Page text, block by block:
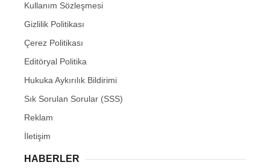
Kullanım Sözleşmesi
Gizlilik Politikası
Çerez Politikası
Editöryal Politika
Hukuka Aykırılık Bildirimi
Sık Sorulan Sorular (SSS)
Reklam
İletişim
HABERLER